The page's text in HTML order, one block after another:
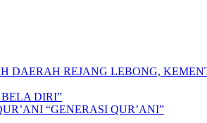
DAERAH REJANG LEBONG,
DIRI”
“GENERASI QUR’ANI”